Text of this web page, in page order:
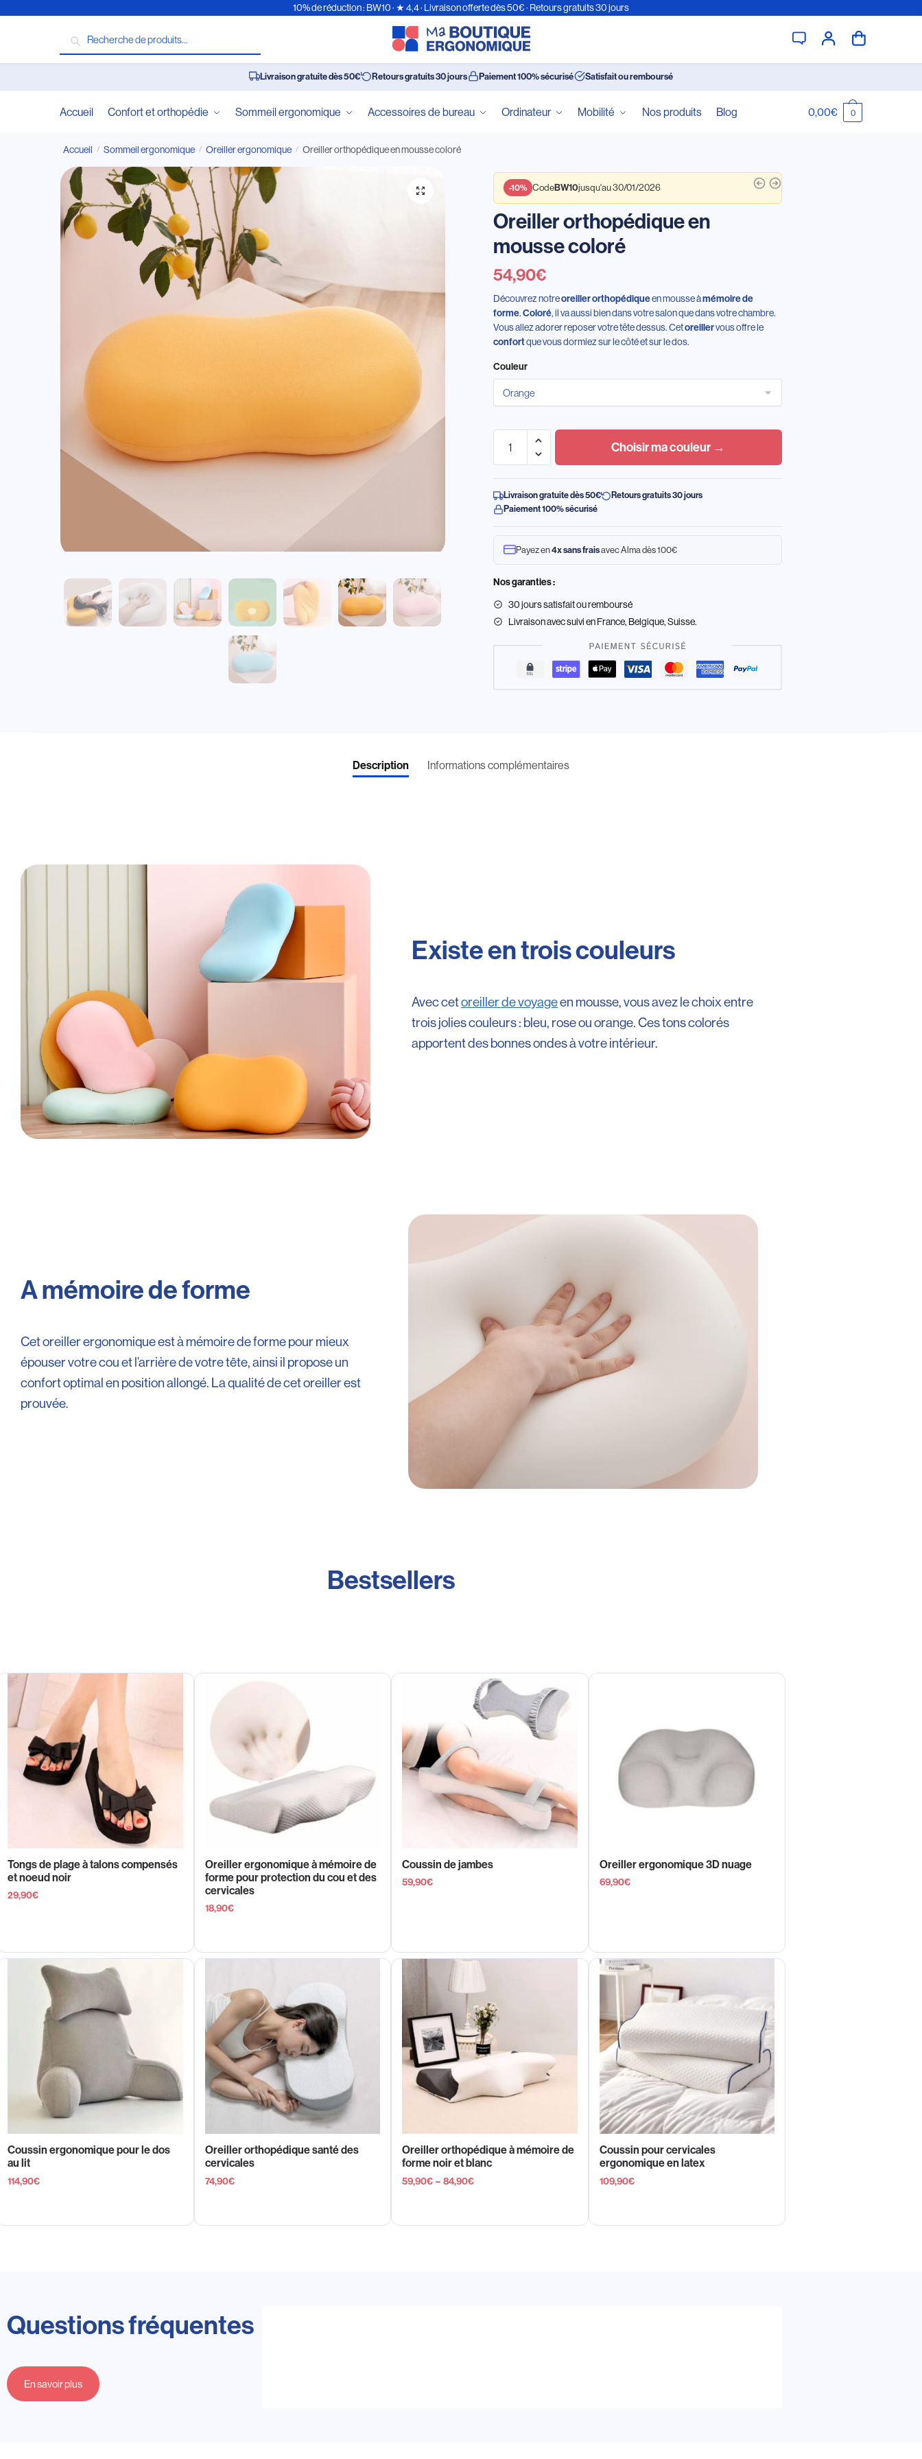
10% de réduction : BW10 · ★ 4,4 · Livraison offerte dès 50€ · Retours gratuits 30 jours
Recherche
Livraison gratuite dès 50€ Retours gratuits 30 jours Paiement 100% sécurisé Satisfait ou remboursé
Accueil Confort et orthopédie Sommeil ergonomique Accessoires de bureau Ordinateur Mobilité Nos produits Blog 0,00€ 0
Accueil / Sommeil ergonomique / Oreiller ergonomique / Oreiller orthopédique en mousse coloré
-10% CodeBW10jusqu'au 30/01/2026
Oreiller orthopédique en
mousse coloré
54,90€
Découvrez notreoreiller orthopédiqueen mousse àmémoire de
forme.Coloré, il va aussi bien dans votre salon que dans votre chambre.
Vous allez adorer reposer votre tête dessus. Cetoreillervous offre le
confortque vous dormiez sur le côté et sur le dos.
Couleur
Choisir ma couleur →
Livraison gratuite dès 50€
Retours gratuits 30 jours
Paiement 100% sécurisé
Payez en4x sans fraisavec Alma dès 100€
Nos garanties :
30 jours satisfait ou remboursé
Livraisonavec suivi en France, Belgique, Suisse.
Description Informations complémentaires
Existe en trois couleurs
Avec cetoreiller de voyageen mousse, vous avez le choix entre
trois jolies couleurs : bleu, rose ou orange. Ces tons colorés
apportent des bonnes ondes à votre intérieur.
A mémoire de forme
Cet oreiller ergonomique est à mémoire de forme pour mieux
épouser votre cou et l’arrière de votre tête, ainsi il propose un
confort optimal en position allongé. La qualité de cet oreiller est
prouvée.
Bestsellers
Tongs de plage à talons compensés
et noeud noir
29,90€
Oreiller ergonomique à mémoire de
forme pour protection du cou et des
cervicales
18,90€
Coussin de jambes
59,90€
Oreiller ergonomique 3D nuage
69,90€
Coussin ergonomique pour le dos
au lit
114,90€
Oreiller orthopédique santé des
cervicales
74,90€
Oreiller orthopédique à mémoire de
forme noir et blanc
59,90€ – 84,90€
Coussin pour cervicales
ergonomique en latex
109,90€
Questions fréquentes
En savoir plus